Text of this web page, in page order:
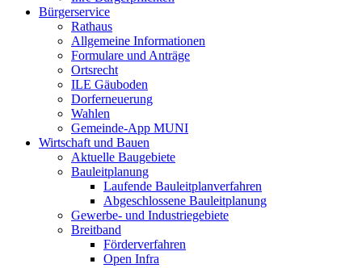
Bürgerservice
Rathaus
Allgemeine Informationen
Formulare und Anträge
Ortsrecht
ILE Gäuboden
Dorferneuerung
Wahlen
Gemeinde-App MUNI
Wirtschaft und Bauen
Aktuelle Baugebiete
Bauleitplanung
Laufende Bauleitplanverfahren
Abgeschlossene Bauleitplanung
Gewerbe- und Industriegebiete
Breitband
Förderverfahren
Open Infra